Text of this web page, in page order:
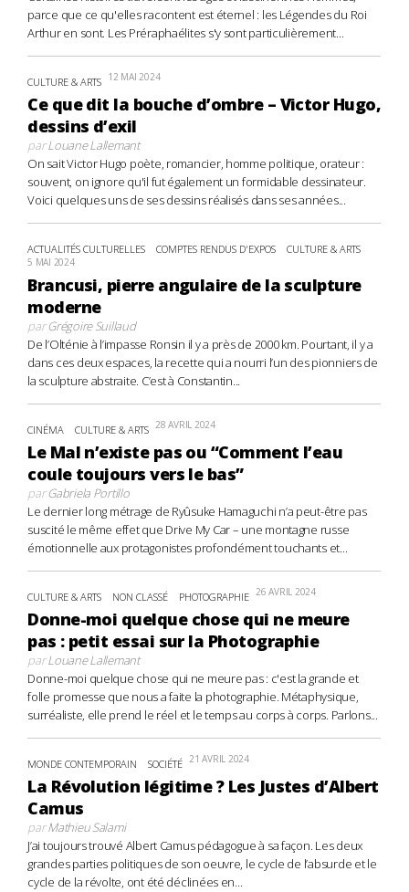
parce que ce qu'elles racontent est éternel : les Légendes du Roi
Arthur en sont. Les Préraphaélites s'y sont particulièrement...
CULTURE & ARTS 12 MAI 2024
Ce que dit la bouche d’ombre – Victor Hugo,
dessins d’exil
parLouane Lallemant
On sait Victor Hugo poète, romancier, homme politique, orateur :
souvent, on ignore qu'il fut également un formidable dessinateur.
Voici quelques uns de ses dessins réalisés dans ses années...
ACTUALITÉS CULTURELLES COMPTES RENDUS D'EXPOS CULTURE & ARTS
5 MAI 2024
Brancusi, pierre angulaire de la sculpture
moderne
parGrégoire Suillaud
De l’Olténie à l’impasse Ronsin il y a près de 2000 km. Pourtant, il y a
dans ces deux espaces, la recette qui a nourri l’un des pionniers de
la sculpture abstraite. C’est à Constantin...
CINÉMA CULTURE & ARTS 28 AVRIL 2024
Le Mal n’existe pas ou “Comment l’eau
coule toujours vers le bas”
parGabriela Portillo
Le dernier long métrage de Ryûsuke Hamaguchi n’a peut-être pas
suscité le même effet que Drive My Car – une montagne russe
émotionnelle aux protagonistes profondément touchants et...
CULTURE & ARTS NON CLASSÉ PHOTOGRAPHIE 26 AVRIL 2024
Donne-moi quelque chose qui ne meure
pas : petit essai sur la Photographie
parLouane Lallemant
Donne-moi quelque chose qui ne meure pas : c'est la grande et
folle promesse que nous a faite la photographie. Métaphysique,
surréaliste, elle prend le réel et le temps au corps à corps. Parlons...
MONDE CONTEMPORAIN SOCIÉTÉ 21 AVRIL 2024
La Révolution légitime ? Les Justes d’Albert
Camus
parMathieu Salami
J’ai toujours trouvé Albert Camus pédagogue à sa façon. Les deux
grandes parties politiques de son oeuvre, le cycle de l’absurde et le
cycle de la révolte, ont été déclinées en...